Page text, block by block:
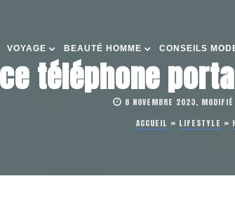
VOYAGE BEAUTÉ HOMME CONSEILS
téléphone
6 NOVEMBRE 2023,
ACCUEIL » LIFESTYLE »